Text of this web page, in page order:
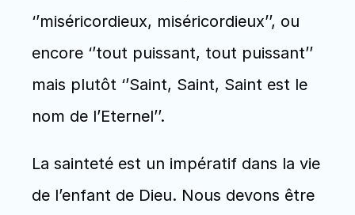
‘’miséricordieux, miséricordieux’’, ou
encore ‘’tout puissant, tout puissant’’
mais plutôt ‘’Saint, Saint, Saint est le
nom de l’Eternel’’.
La sainteté est un impératif dans la vie
de l’enfant de Dieu. Nous devons être